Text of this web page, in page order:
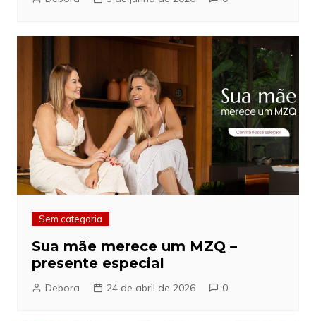
Sem categoria
Sua mãe merece um MZQ –
presente especial
Debora 24 de abril de 2026 0